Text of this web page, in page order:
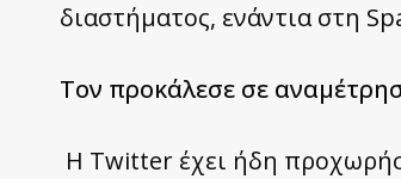
διαστήματος, ενάντια στη
Τον προκάλεσε σε
Η Twitter έχει ήδη